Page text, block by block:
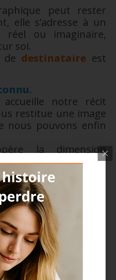
peut rester
elle s’adresse à un
ou imaginaire,
soi.
de destinataire est
accueille notre récit
restitue une image
nous pouvons enfin
la dimension
thérapeutique
du texte de
le travail d’écriture.
– être lu – se
triangle fondamental
un
devient un miroir
se redécouvrir à
propre parcours.